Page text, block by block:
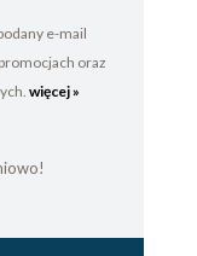
e-mail
oraz
więcej »